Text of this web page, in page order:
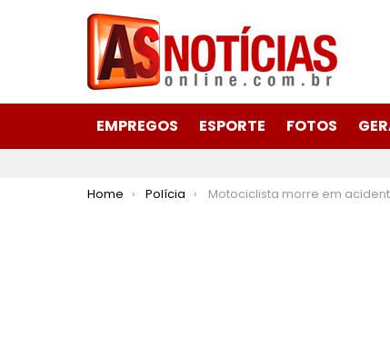
EMPREGOS ESPORTE FOTOS
You are here:
Home Polícia Motociclista morre em acidente na MGC-120 próximo ao trevo de acesso a BR-381